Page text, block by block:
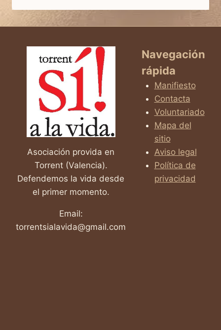
MITO
DEL
DERECHO:
REFLEXIÓN
SOBRE
LA
REALIDAD
OCULTA
Asociación provida en
Torrent (Valencia).
Defendemos la vida desde
el primer momento.
Email:
torrentsialavida@gmail.com
Navegación
rápida
Manifiesto
Contacta
Voluntariado
Mapa del
sitio
Aviso legal
Política de
privacidad